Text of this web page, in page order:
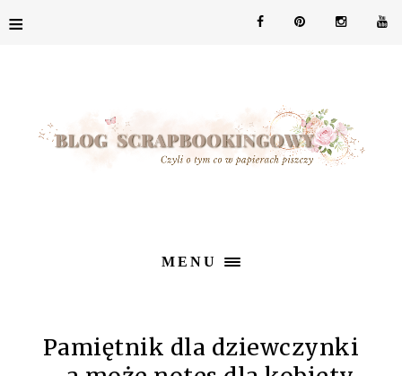
≡
MENU
Pamiętnik dla dziewczynki